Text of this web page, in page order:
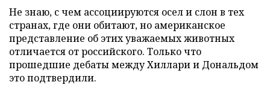
Не знаю, с чем ассоциируются осел и слон в тех
странах, где они обитают, но американское
представление об этих уважаемых животных
отличается от российского. Только что
прошедшие дебаты между Хиллари и Дональдом
это подтвердили.